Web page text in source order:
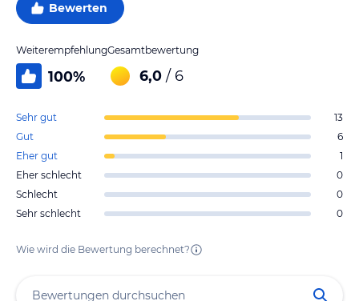
Bewerten
Weiterempfehlung
100%
Gesamtbewertung
6,0 / 6
Sehr gut
13
Gut
6
Eher gut
1
Eher schlecht
0
Schlecht
0
Sehr schlecht
0
Wie wird die Bewertung berechnet?